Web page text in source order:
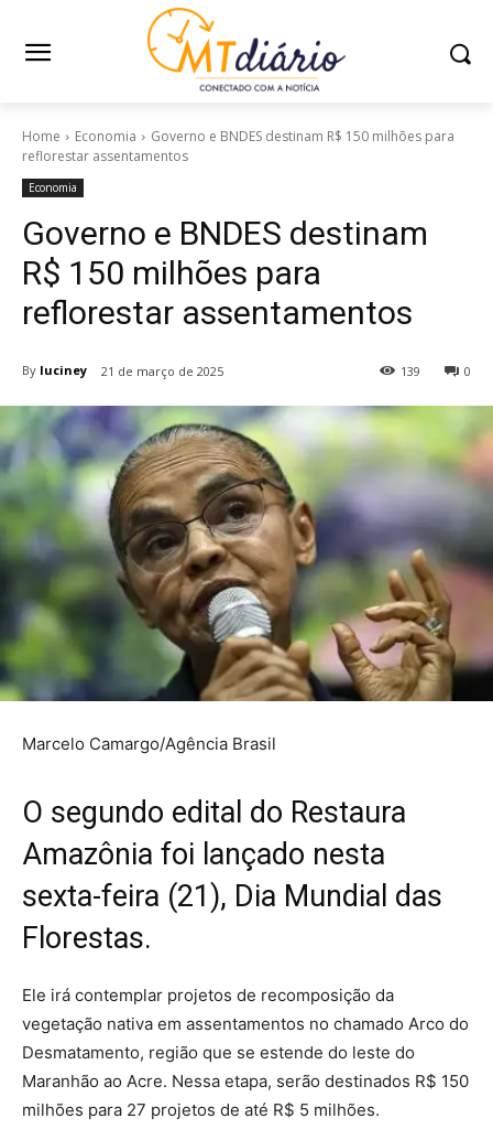
Home Economia
Governo e BNDES destinam R$ 150 milhões para
reflorestar assentamentos
Economia
Governo e BNDES destinam
R$ 150 milhões para
reflorestar assentamentos
By luciney 21 de março de 2025 0
139
Marcelo Camargo/Agência Brasil
O segundo edital do Restaura
Amazônia foi lançado nesta
sexta-feira (21), Dia Mundial das
Florestas.
Ele irá contemplar projetos de recomposição da
vegetação nativa em assentamentos no chamado Arco do
Desmatamento, região que se estende do leste do
Maranhão ao Acre. Nessa etapa, serão destinados R$ 150
milhões para 27 projetos de até R$ 5 milhões.